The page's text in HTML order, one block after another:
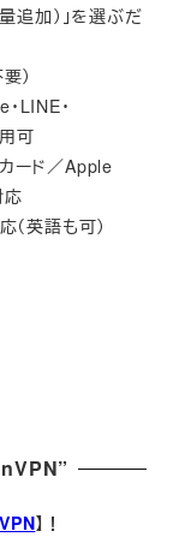
追加）」を選ぶだ
）
LINE・
可
ード／Apple
英語も可）
】！